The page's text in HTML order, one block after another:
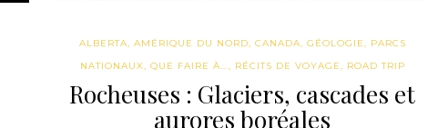
ALBERTA, AMÉRIQUE DU NORD, CANADA, GÉOLOGIE, PARCS
NATIONAUX, QUE FAIRE À..., RÉCITS DE VOYAGE, ROAD TRIP
Rocheuses : Glaciers, cascades et
aurores boréales